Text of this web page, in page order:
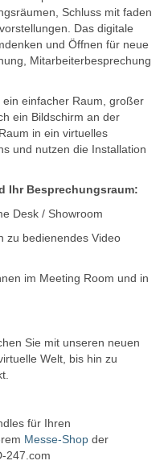
Schluss mit faden
Das digitale
und Öffnen für neue
Mitarbeiterbesprechung
einfacher Raum, großer
ein Bildschirm an der
in ein virtuelles
und nutzen die Installation
Ihr Besprechungsraum:
Desk / Showroom
zu bedienendes Video
im Meeting Room und in
Sie mit unseren neuen
Welt, bis hin zu
für Ihren
Messe-Shop der
247.com